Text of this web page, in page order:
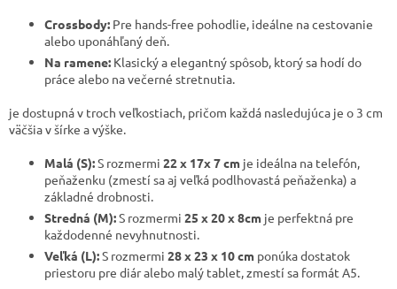
Crossbody: Pre hands-free pohodlie, ideálne na cestovanie
alebo uponáhľaný deň.
Na ramene: Klasický a elegantný spôsob, ktorý sa hodí do
práce alebo na večerné stretnutia.
​je dostupná v troch veľkostiach, pričom každá nasledujúca je o 3 cm
väčšia v šírke a výške.
Malá (S):S rozmermi 22 x 17x 7 cm je ideálna na telefón,
peňaženku (zmestí sa aj veľká podlhovastá peňaženka) a
základné drobnosti.
Stredná (M):S rozmermi 25 x 20 x 8cm je perfektná pre
každodenné nevyhnutnosti.
Veľká (L):S rozmermi 28 x 23 x 10 cm ponúka dostatok
priestoru pre diár alebo malý tablet, zmestí sa formát A5.